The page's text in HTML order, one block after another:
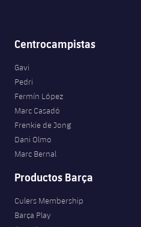
Centrocampistas
Gavi
Pedri
Fermín López
Marc Casadó
Frenkie de Jong
Dani Olmo
Marc Bernal
Productos Barça
Culers Membership
Barça Play